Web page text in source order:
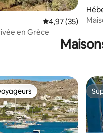
Évaluation
4,97 (35)
en Grèce
les plus appréciés